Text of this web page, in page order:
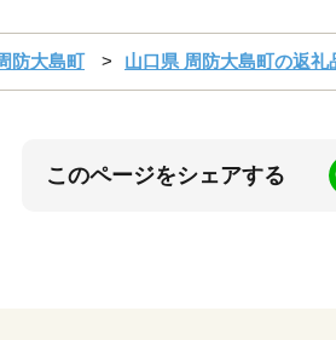
防大島町 山口県 周防大島町の返礼
このページをシェアする